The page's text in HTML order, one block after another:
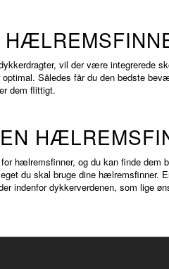
vil der være integrerede
Således får du den bedste
dem flittigt.
hælremsfinner, og du kan finde
du skal bruge dine
indenfor dykkerverdenen, som lige